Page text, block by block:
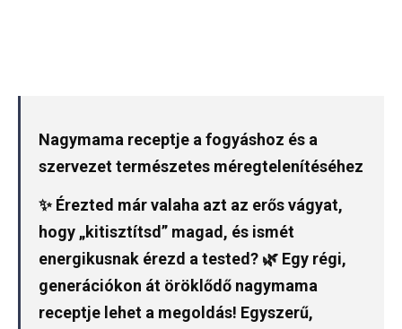
Nagymama receptje a fogyáshoz és a
szervezet természetes méregtelenítéséhez
✨ Érezted már valaha azt az erős vágyat,
hogy „kitisztítsd” magad, és ismét
energikusnak érezd a tested? 🌿 Egy régi,
generációkon át öröklődő nagymama
receptje lehet a megoldás! Egyszerű,